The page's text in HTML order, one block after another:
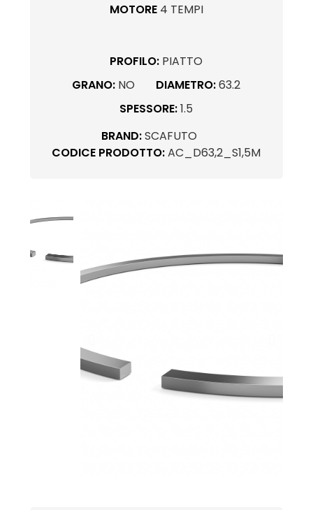
MOTORE 4 TEMPI
PROFILO: PIATTO
GRANO: NO DIAMETRO:63.2
SPESSORE:1.5
BRAND:SCAFUTO
CODICE PRODOTTO:AC_D63,2_S1,5M